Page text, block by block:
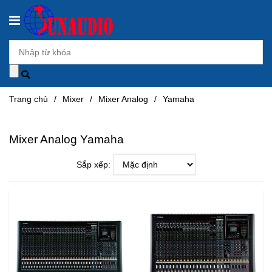
Trang chủ / Mixer / Mixer Analog / Yamaha
Mixer Analog Yamaha
Sắp xếp: